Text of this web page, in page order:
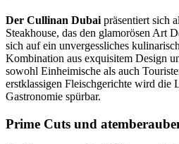
Der Cullinan Dubai präsentiert sich
Steakhouse, das den glamorösen Art
sich auf ein unvergessliches
Kombination aus exquisitem Design
sowohl Einheimische als auch
erstklassigen Fleischgerichte wird die
Gastronomie spürbar.
Prime Cuts und